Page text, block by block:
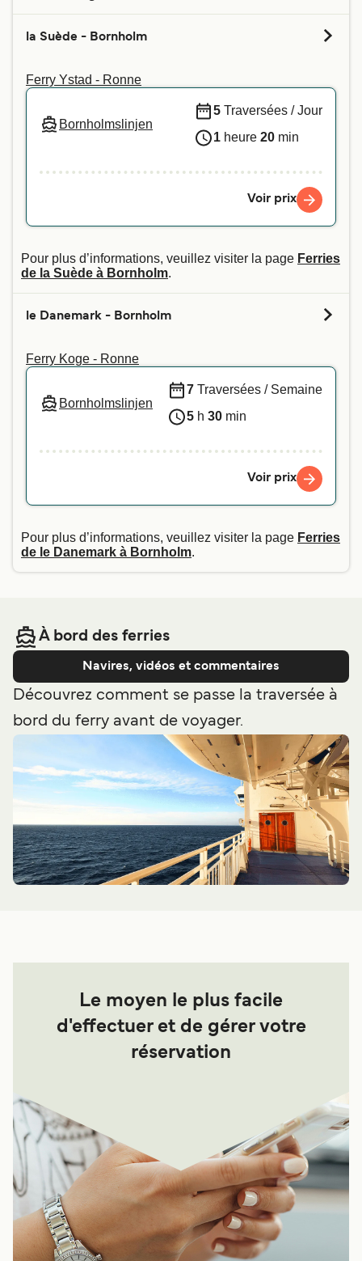
la Suède - Bornholm
Ferry Ystad - Ronne
Bornholmslinjen
5 Traversées / Jour
1 heure 20 min
Voir prix
Pour plus d’informations, veuillez visiter la page Ferries
de la Suède à Bornholm.
le Danemark - Bornholm
Ferry Koge - Ronne
Bornholmslinjen
7 Traversées / Semaine
5 h 30 min
Voir prix
Pour plus d’informations, veuillez visiter la page Ferries
de le Danemark à Bornholm.
À bord des ferries
Navires, vidéos et commentaires
Découvrez comment se passe la traversée à
bord du ferry avant de voyager.
Le moyen le plus facile
d'effectuer et de gérer votre
réservation